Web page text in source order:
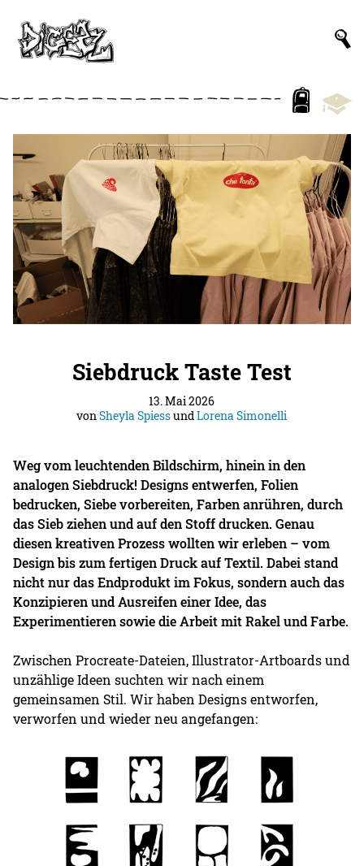
Siebdruck Taste Test
13. Mai 2026
vonSheyla SpiessundLorena Simonelli
Weg vom leuchtenden Bildschirm, hinein in den
analogen Siebdruck! Designs entwerfen, Folien
bedrucken, Siebe vorbereiten, Farben anrühren, durch
das Sieb ziehen und auf den Stoff drucken. Genau
diesen kreativen Prozess wollten wir erleben – vom
Design bis zum fertigen Druck auf Textil. Dabei stand
nicht nur das Endprodukt im Fokus, sondern auch das
Konzipieren und Ausreifen einer Idee, das
Experimentieren sowie die Arbeit mit Rakel und Farbe.
Zwischen Procreate-Dateien, Illustrator-Artboards und
unzählige Ideen suchten wir nach einem
gemeinsamen Stil. Wir haben Designs entworfen,
verworfen und wieder neu angefangen: